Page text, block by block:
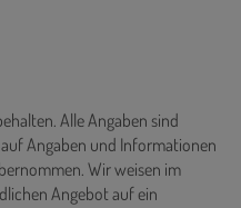
Alle Angaben sind
Angaben und Informationen
Wir weisen im
Angebot auf ein